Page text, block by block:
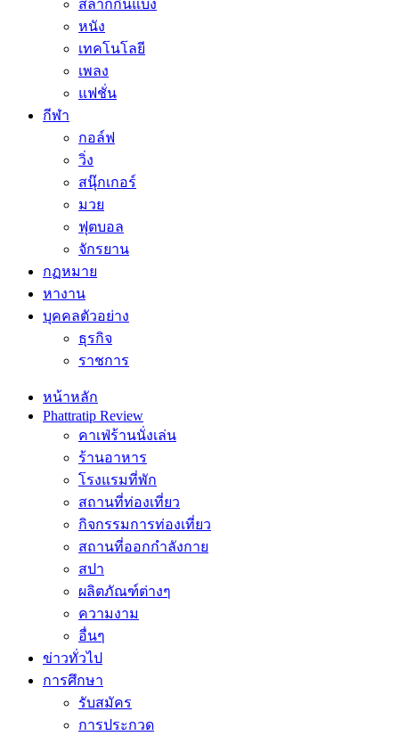
สลากกินแบ่ง
หนัง
เทคโนโลยี
เพลง
แฟชั่น
กีฬา
กอล์ฟ
วิ่ง
สนุ๊กเกอร์
มวย
ฟุตบอล
จักรยาน
กฏหมาย
หางาน
บุคคลตัวอย่าง
ธุรกิจ
ราชการ
หน้าหลัก
Phattratip Review
คาเฟ่ร้านนั่งเล่น
ร้านอาหาร
โรงแรมที่พัก
สถานที่ท่องเที่ยว
กิจกรรมการท่องเที่ยว
สถานที่ออกกำลังกาย
สปา
ผลิตภัณฑ์ต่างๆ
ความงาม
อื่นๆ
ข่าวทั่วไป
การศึกษา
รับสมัคร
การประกวด